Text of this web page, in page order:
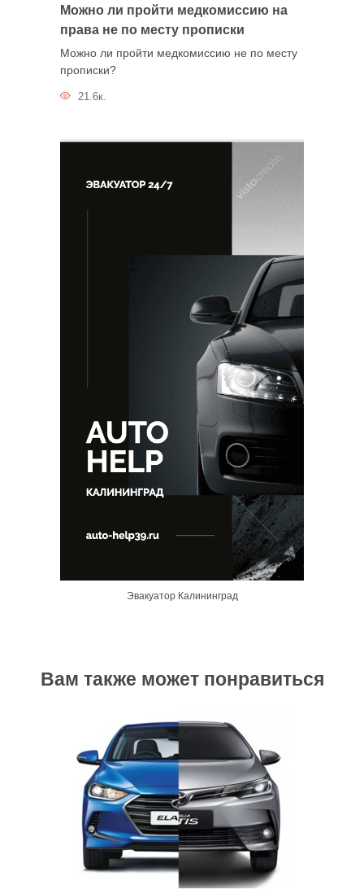
Можно ли пройти медкомиссию на
права не по месту прописки
Можно ли пройти медкомиссию не по месту
прописки?
21.6к.
Эвакуатор Калининград
Вам также может понравиться